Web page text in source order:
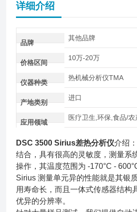
详细介绍
品牌
其他品牌
价格区间
10万-20万
仪器种类
热机械分析仪TMA
产地类别
进口
应用领域
医疗卫生,环保,食品/
DSC 3500 Sirius差热分析仪介绍：
结合，具有很高的灵敏度，测量系
操作，其温度范围为 -170°C -
Sirius 测量单元异的性能就是其银
用寿命长，而且一体式传感器结构
优异的分辨率。